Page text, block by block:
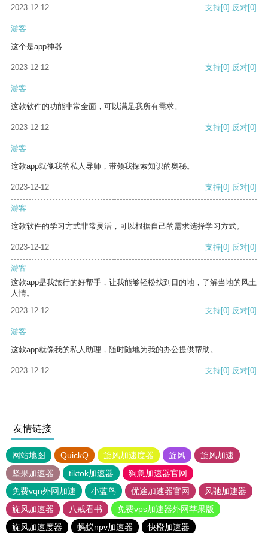
2023-12-12 支持[0] 反对[0]
游客
这个是app神器
2023-12-12 支持[0] 反对[0]
游客
这款软件的功能非常全面，可以满足我所有需求。
2023-12-12 支持[0] 反对[0]
游客
这款app就像我的私人导师，带领我探索知识的奥秘。
2023-12-12 支持[0] 反对[0]
游客
这款软件的学习方式非常灵活，可以根据自己的需求选择学习方式。
2023-12-12 支持[0] 反对[0]
游客
这款app是我旅行的好帮手，让我能够轻松找到目的地，了解当地的风土
人情。
2023-12-12
支持[0] 反对[0]
游客
这款app就像我的私人助理，随时随地为我的办公提供帮助。
2023-12-12 支持[0] 反对[0]
友情链接
网站地图 QuickQ 旋风加速度器 旋风
旋风加速
坚果加速器
tiktok加速器
狗急加速器官网
免费vqn外网加速
小蓝鸟 优途加速器官网
风驰加速器
旋风加速器
八戒看书
免费vps加速器外网苹果版
旋风加速度器
蚂蚁npv加速器 快橙加速器